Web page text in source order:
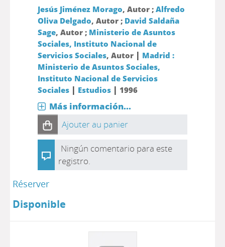
Jesús Jiménez Morago, Autor ; Alfredo
Oliva Delgado, Autor ; David Saldaña
Sage, Autor ; Ministerio de Asuntos
Sociales, Instituto Nacional de
Servicios Sociales, Autor | Madrid :
Ministerio de Asuntos Sociales,
Instituto Nacional de Servicios
Sociales| Estudios| 1996
Más información...
Ajouter au panier
Ningún comentario para este
registro.
Réserver
Disponible